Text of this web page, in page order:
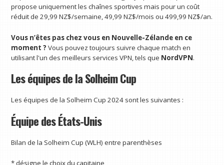
propose uniquement les chaînes sportives mais pour un coût
réduit de 29,99 NZ$/semaine, 49,99 NZ$/mois ou 499,99 NZ$/an.
Vous n’êtes pas chez vous en Nouvelle-Zélande en ce
moment ? Vous pouvez toujours suivre chaque match en
utilisant l'un des meilleurs services VPN, tels que NordVPN.
Les équipes de la Solheim Cup
Les équipes de la Solheim Cup 2024 sont les suivantes :
Équipe des États-Unis
Bilan de la Solheim Cup (WLH) entre parenthèses
* désigne le choix du capitaine